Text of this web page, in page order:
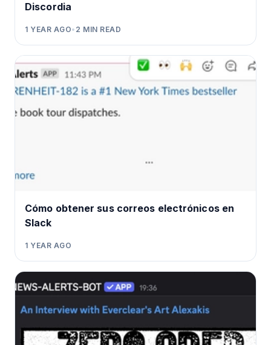
Discordia
1 YEAR AGO• 2 MIN READ
Cómo obtener sus correos electrónicos en
Slack
1 YEAR AGO